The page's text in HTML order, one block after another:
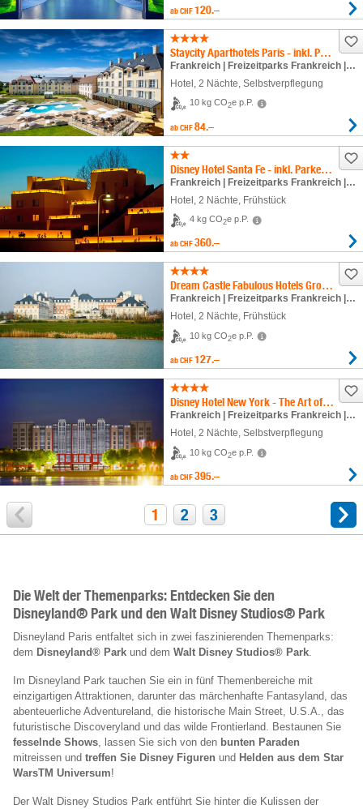
ab CHF 120.–
Staycity Aparthotels Paris - inkl. Parkeintritt
Frankreich | Freizeitparks Frankreich | Disneyland® Paris
Hotel 2 Nächte , Selbstverpflegung
10 kg CO2e p.P.
ab CHF 84.–
Disney Hotel Santa Fe - inkl. Parkeintritt
Frankreich | Freizeitparks Frankreich | Disneyland® Paris
Hotel 2 Nächte , Frühstück
4 kg CO2e p.P.
ab CHF 360.–
Dream Castle Fabulous Hotels Group - inkl. Parkeintritt
Frankreich | Freizeitparks Frankreich | Disneyland® Paris
Hotel , 2 Nächte, Frühstück
10 kg CO2e p.P.
ab CHF 127.–
Disney Hotel New York - The Art of Marvel - inkl. Parkeintritt
Frankreich | Freizeitparks Frankreich | Disneyland® Paris
Hotel , 2 Nächte, Selbstverpflegung
10 kg CO2e p.P.
ab CHF 395.–
1 2 3
Die Welt der Themenparks: Entdecken Sie den
Disneyland® Park und den Walt Disney Studios® Park
Disneyland Paris entfaltet sich in zwei faszinierenden Themenparks:
dem Disneyland® Park und dem Walt Disney Studios® Park
Im Disneyland Park tauchen Sie ein in fünf Themenbereiche mit
einzigartigen Attraktionen, darunter das märchenhafte Fantasyland, das
abenteuerliche Adventureland, die historische Main Street, U.S.A., das
futuristische Discoveryland und das wilde Frontierland. Bestaunen Sie
fesselnde Shows , lassen Sie sich von den bunten Paraden
mitreissen und treffen Sie Disney Figuren und Helden aus dem Star
WarsTM Universum!
Der Walt Disney Studios Park entführt Sie hinter die Kulissen der